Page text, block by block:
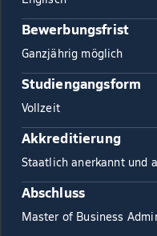
Bewerbungsfrist
Ganzjährig möglich
Studiengangsform
Vollzeit
Akkreditierung
Staatlich anerkannt und
Abschluss
Master of Business